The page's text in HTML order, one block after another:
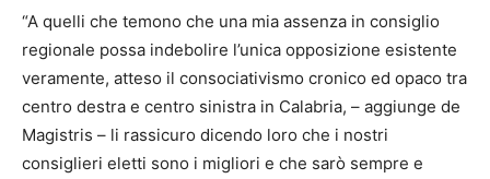
“A quelli che temono che una mia assenza in consiglio
regionale possa indebolire l’unica opposizione esistente
veramente, atteso il consociativismo cronico ed opaco tra
centro destra e centro sinistra in Calabria, – aggiunge de
Magistris – li rassicuro dicendo loro che i nostri
consiglieri eletti sono i migliori e che sarò sempre e